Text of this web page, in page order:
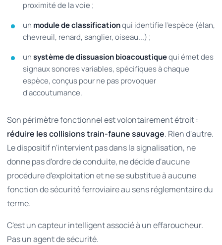
proximité de la voie ;
un module de classificationqui identifie l'espèce (élan,
chevreuil, renard, sanglier, oiseau...) ;
unsystème de dissuasion bioacoustiquequi émet des
signaux sonores variables, spécifiques à chaque
espèce, conçus pour ne pas provoquer
d'accoutumance.
Son périmètre fonctionnel est volontairement étroit :
réduire les collisions train-faune sauvage. Rien d'autre.
Le dispositif n'intervient pas dans la signalisation, ne
donne pas d'ordre de conduite, ne décide d'aucune
procédure d'exploitation et ne se substitue à aucune
fonction de sécurité ferroviaire au sens réglementaire du
terme.
C'est un capteur intelligent associé à un effaroucheur.
Pas un agent de sécurité.